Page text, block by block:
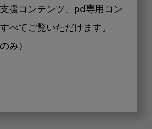
援コンテンツ、pd専用コン
べてご覧いただけます。
み）